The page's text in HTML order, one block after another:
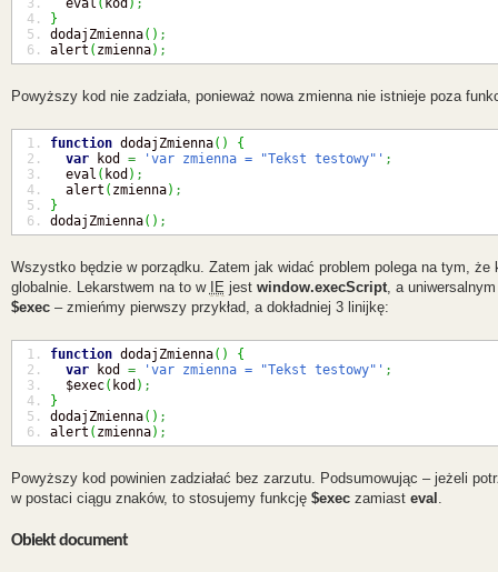
  eval
( kod ) ;
}
dodajZmienna( ) ;
alert ( zmienna) ;
Powyższy kod nie zadziała, ponieważ nowa zmienna nie istnieje poza
function dodajZmienna( )
{
var kod = 'var zmienna = "Tekst testowy"' ;
  eval
( kod ) ;
  alert
( zmienna) ;
}
dodajZmienna( ) ;
Wszystko będzie w porządku. Zatem jak widać problem polega na tym,
globalnie. Lekarstwem na to w IE jest window.execScript, a
$exec– zmieńmy pierwszy przykład, a dokładniej 3 linijkę:
function dodajZmienna( )
{
var kod = 'var zmienna = "Tekst testowy"' ;
  $exec
( kod ) ;
}
dodajZmienna( ) ;
alert ( zmienna) ;
Powyższy kod powinien zadziałać bez zarzutu. Podsumowując – jeżeli
w postaci ciągu znaków, to stosujemy funkcję $execzamiast eval
Obiekt document